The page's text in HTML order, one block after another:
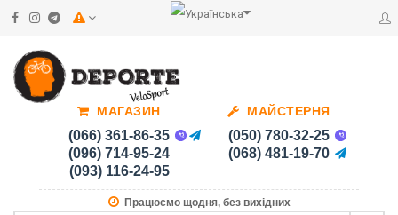
МАГАЗИН
(066) 361-86-35
(096) 714-95-24
(093) 116-24-95
МАЙСТЕРНЯ
(050) 780-32-25
(068) 481-19-70
Працюємо щодня, без вихідних